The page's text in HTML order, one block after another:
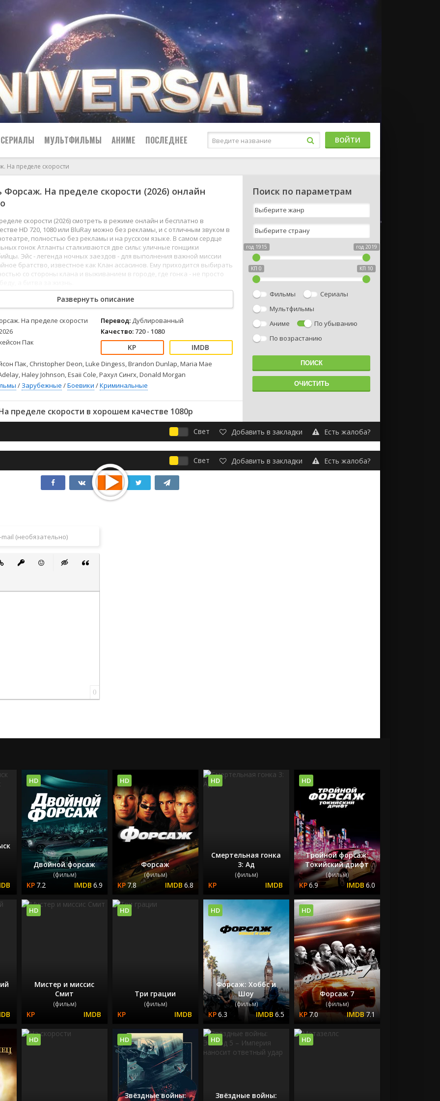
Боевики
Детективы
Детские
Драмы
Комедии
Мелодрамы
Семейные
Спорт
Триллеры
Ужасы
Фантастика
СЕРИАЛЫ МУЛЬТФИЛЬМЫ АНИМЕ ПОСЛЕДНЕЕ
2023
2022
2021
Русские
Фильмы из соцетей
ВОЙТИ
На пределе скорости
Форсаж. На пределе скорости (2026) онлайн
скорости (2026) смотреть в режиме онлайн и бесплатно в
HD 720, 1080 или BluRay можно без рекламы, и с отличным звуком в
полностью без рекламы и на русском языке. В самом сердце
гонок Атланты сталкиваются две силы: уличные гонщики
Эйс - легенда ночных заездов - для выполнения важной миссии
братство, известное как Клан ассасинов. Ему приходится выбирать
со стороны клана и выживанием в городе, где гонка - не просто
Развернуть описание
На пределе скорости
Пак
Перевод: Дублированный
Качество: 720 - 1080
Пак, Christopher Deon, Luke Dingess, Brandon Dunlap, Maria Mae
Haley Johnson, Esaii Cole, Рахул Сингх, Donald Morgan
/ Зарубежные /Боевики /Криминальные
пределе скорости в хорошем качестве 1080p
Поиск по параметрам
год 1915 год 2019
КП 0 КП 10
Фильмы
Сериалы
Мультфильмы
Аниме
По убыванию
По возрастанию
Свет Добавить в закладки Есть жалоба?
Свет Добавить в закладки Есть жалоба?
0
Двойной форсаж
(фильм)
7.2 6.9
HD
Форсаж
(фильм)
7.8 6.8
HD
Смертельная гонка
3: Ад
(фильм)
HD
Тройной форсаж:
Токийский дрифт
(фильм)
6.9 6.0
HD
Мистер и миссис
Смит
(фильм)
HD
Три грации
(фильм)
HD
Форсаж: Хоббс и
Шоу
(фильм)
6.3 6.5
HD
Форсаж 7
(фильм)
7.0 7.1
HD
HD
Звёздные войны:
HD
Звёздные войны:
HD HD